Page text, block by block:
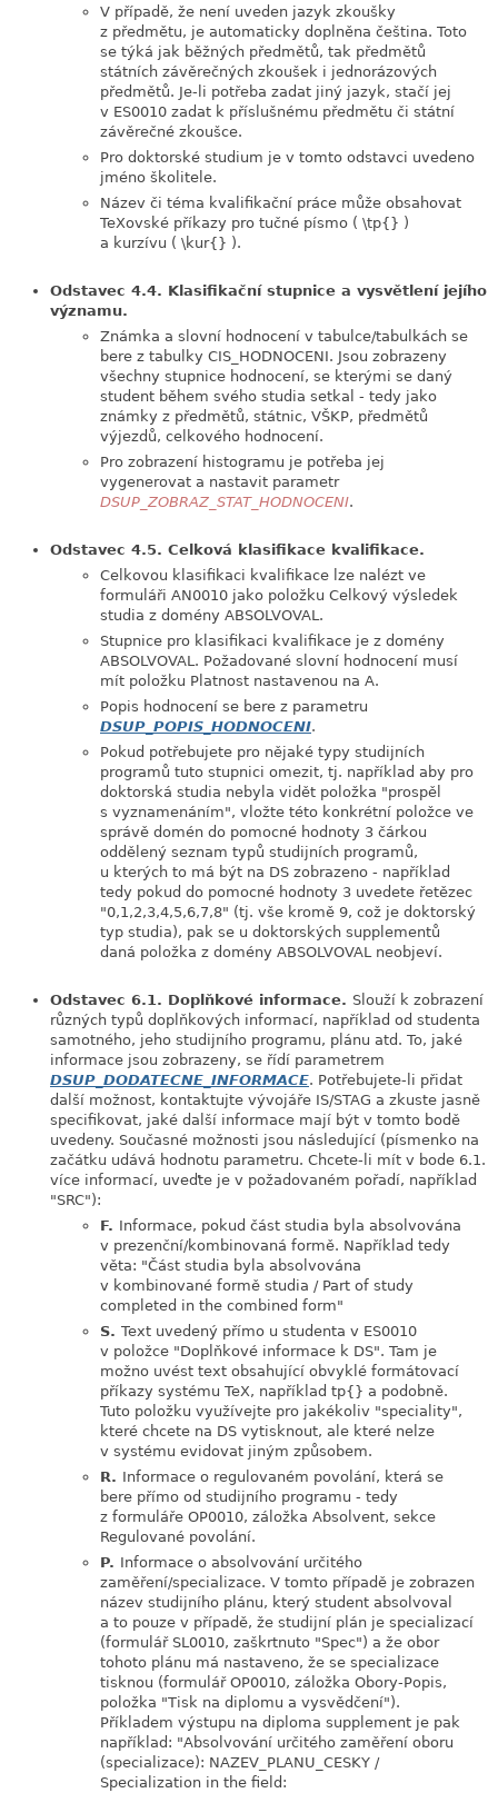
V případě, že není uveden jazyk zkoušky
z předmětu, je automaticky doplněna čeština. Toto
se týká jak běžných předmětů, tak předmětů
státních závěrečných zkoušek i jednorázových
předmětů. Je-li potřeba zadat jiný jazyk, stačí jej
v ES0010 zadat k příslušnému předmětu či státní
závěrečné zkoušce.
Pro doktorské studium je v tomto odstavci uvedeno
jméno školitele.
Název či téma kvalifikační práce může obsahovat
TeXovské příkazy pro tučné písmo ( \tp{} )
a kurzívu ( \kur{} ).
Odstavec 4.4. Klasifikační stupnice a vysvětlení jejího
významu.
Známka a slovní hodnocení v tabulce/tabulkách se
bere z tabulky CIS_HODNOCENI. Jsou zobrazeny
všechny stupnice hodnocení, se kterými se daný
student během svého studia setkal - tedy jako
známky z předmětů, státnic, VŠKP, předmětů
výjezdů, celkového hodnocení.
Pro zobrazení histogramu je potřeba jej
vygenerovat a nastavit parametr
DSUP_ZOBRAZ_STAT_HODNOCENI.
Odstavec 4.5. Celková klasifikace kvalifikace.
Celkovou klasifikaci kvalifikace lze nalézt ve
formuláři AN0010 jako položku Celkový výsledek
studia z domény ABSOLVOVAL.
Stupnice pro klasifikaci kvalifikace je z domény
ABSOLVOVAL. Požadované slovní hodnocení musí
mít položku Platnost nastavenou na A.
Popis hodnocení se bere z parametru
DSUP_POPIS_HODNOCENI.
Pokud potřebujete pro nějaké typy studijních
programů tuto stupnici omezit, tj. například aby pro
doktorská studia nebyla vidět položka "prospěl
s vyznamenáním", vložte této konkrétní položce ve
správě domén do pomocné hodnoty 3 čárkou
oddělený seznam typů studijních programů,
u kterých to má být na DS zobrazeno - například
tedy pokud do pomocné hodnoty 3 uvedete řetězec
"0,1,2,3,4,5,6,7,8" (tj. vše kromě 9, což je doktorský
typ studia), pak se u doktorských supplementů
daná položka z domény ABSOLVOVAL neobjeví.
Odstavec 6.1. Doplňkové informace. Slouží k zobrazení
různých typů doplňkových informací, například od studenta
samotného, jeho studijního programu, plánu atd. To, jaké
informace jsou zobrazeny, se řídí parametrem
DSUP_DODATECNE_INFORMACE. Potřebujete-li přidat
další možnost, kontaktujte vývojáře IS/STAG a zkuste jasně
specifikovat, jaké další informace mají být v tomto bodě
uvedeny. Současné možnosti jsou následující (písmenko na
začátku udává hodnotu parametru. Chcete-li mít v bode 6.1.
více informací, uveďte je v požadovaném pořadí, například
"SRC"):
F. Informace, pokud část studia byla absolvována
v prezenční/kombinovaná formě. Například tedy
věta: "Část studia byla absolvována
v kombinované formě studia / Part of study
completed in the combined form"
S. Text uvedený přímo u studenta v ES0010
v položce "Doplňkové informace k DS". Tam je
možno uvést text obsahující obvyklé formátovací
příkazy systému TeX, například tp{} a podobně.
Tuto položku využívejte pro jakékoliv "speciality",
které chcete na DS vytisknout, ale které nelze
v systému evidovat jiným způsobem.
R. Informace o regulovaném povolání, která se
bere přímo od studijního programu - tedy
z formuláře OP0010, záložka Absolvent, sekce
Regulované povolání.
P. Informace o absolvování určitého
zaměření/specializace. V tomto případě je zobrazen
název studijního plánu, který student absolvoval
a to pouze v případě, že studijní plán je specializací
(formulář SL0010, zaškrtnuto "Spec") a že obor
tohoto plánu má nastaveno, že se specializace
tisknou (formulář OP0010, záložka Obory-Popis,
položka "Tisk na diplomu a vysvědčení").
Příkladem výstupu na diploma supplement je pak
například: "Absolvování určitého zaměření oboru
(specializace): NAZEV_PLANU_CESKY /
Specialization in the field: